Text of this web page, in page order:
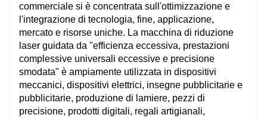
commerciale si è concentrata sull'ottimizzazione e
l'integrazione di tecnologia, fine, applicazione,
mercato e risorse uniche. La macchina di riduzione
laser guidata da "efficienza eccessiva, prestazioni
complessive universali eccessive e precisione
smodata" è ampiamente utilizzata in dispositivi
meccanici, dispositivi elettrici, insegne pubblicitarie e
pubblicitarie, produzione di lamiere, pezzi di
precisione, prodotti digitali, regali artigianali,